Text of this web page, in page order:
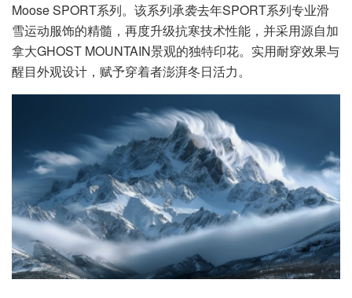
Moose SPORT系列。该系列承袭去年SPORT系列专业滑
雪运动服饰的精髓，再度升级抗寒技术性能，并采用源自加
拿大GHOST MOUNTAIN景观的独特印花。实用耐穿效果与
醒目外观设计，赋予穿着者澎湃冬日活力。